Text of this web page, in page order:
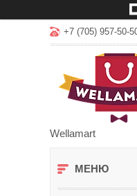
+7 (705) 957-50-
Wellamart